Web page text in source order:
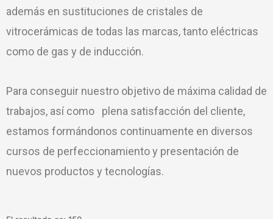
además en sustituciones de cristales de
vitrocerámicas de todas las marcas, tanto eléctricas
como de gas y de inducción.
Para conseguir nuestro objetivo de máxima calidad de
trabajos, así como plena satisfacción del cliente,
estamos formándonos continuamente en diversos
cursos de perfeccionamiento y presentación de
nuevos productos y tecnologías.